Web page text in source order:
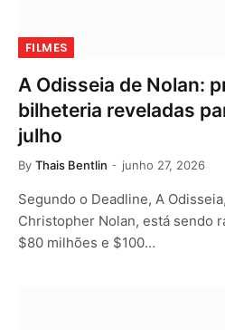
FILMES
A Odisseia de Nolan:
bilheteria reveladas
julho
By Thais Bentlin junho 27, 2026
Segundo o Deadline, A
Christopher Nolan, está sendo
$80 milhões e $100…